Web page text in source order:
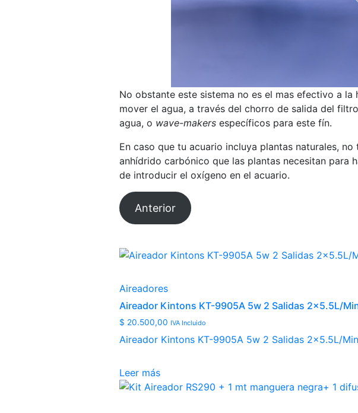
No obstante este sistema no es el mas efectivo a
mover el agua, a través del chorro de salida del
agua, o wave-makers específicos para este fín.
En caso que tu acuario incluya plantas naturales,
anhídrido carbónico que las plantas necesitan para
de introducir el oxígeno en el acuario.
Anterior
Aireadores
Aireador Kintons KT-9905A 5w 2 Salidas 2×5.5L/
$ 20.500,00 IVA Incluido
Aireador Kintons KT-9905A 5w 2 Salidas 2×5.5L/
Leer más